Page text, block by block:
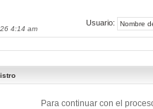
4:14 am
Usuario:
Para continuar con el